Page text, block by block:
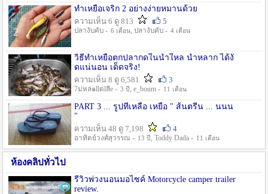
ทำเหยื่อเจริก 2 อย่างง่ายหมานด้วย
ความเห็น 6 ดู 813
5
ปลางับคับ - 6 เดือน, ปลางับคับ - 4 เดือน
วิธีทำเหยื่อตกปลากดในน้ำใหล น้ำหลาก ได้งั
ดแน่นอน เด็ดจริง!
ความเห็น 8 ดู 6,581
3
7ม่หล่๑llต่lลีe - 3 ปี , e_boum - 11 เดือน
PART 3 ... รูปที่เหลือ เหยื่อ " ส้นตรีน ... นนน
"
ความเห็น 48 ดู 7,198
4
อาทิตย์วงศ์สุวรรณ - 13 ปี , Toddy Dada - 11 เดือน
ห้องคลิปทั่วไป
รีวิวพ่วงนอนมอไซค์ Motorcycle camper trailer
review.